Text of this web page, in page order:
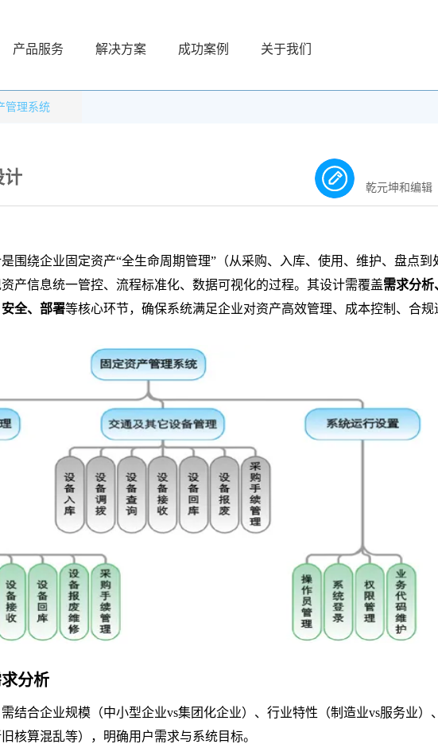
产品服务 解决方案 成功案例 关于我们
管理系统
计 乾元坤和编辑
围绕企业固定资产“全生命周期管理”（从采购、入库、使用、维护、盘点到
产信息统一管控、流程标准化、数据可视化的过程。其设计需覆盖需求分析
全、部署等核心环节，确保系统满足企业对资产高效管理、成本控制、合规
分析
结合企业规模（中小型企业vs集团化企业）、行业特性（制造业vs服务业）
核算混乱等），明确用户需求与系统目标。